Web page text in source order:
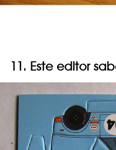
11. Este editor